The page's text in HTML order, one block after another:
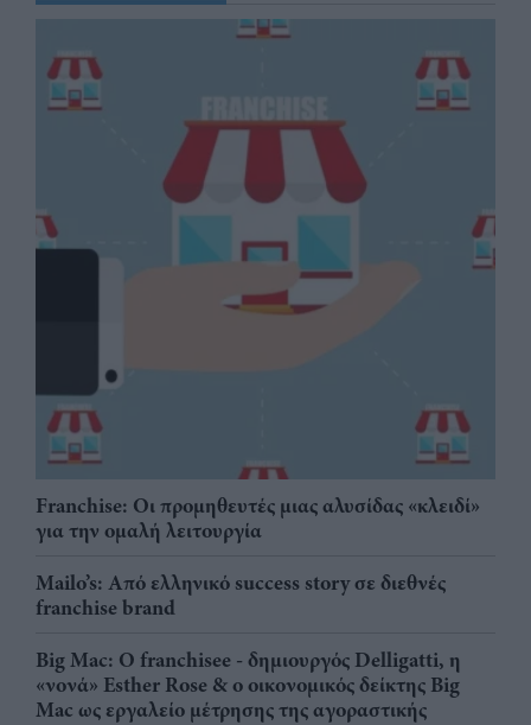
Franchise: Οι προμηθευτές μιας αλυσίδας «κλειδί»
για την ομαλή λειτουργία
Mailo’s: Από ελληνικό success story σε διεθνές
franchise brand
Big Mac: Ο franchisee - δημιουργός Delligatti, η
«νονά» Esther Rose & ο οικονομικός δείκτης Big
Mac ως εργαλείο μέτρησης της αγοραστικής